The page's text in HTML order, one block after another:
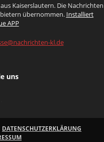
Kaiserslautern. Die Nachrichten
übernommen. Installiert
APP
kl.de
uns
DATENSCHUTZERKLÄRUNG